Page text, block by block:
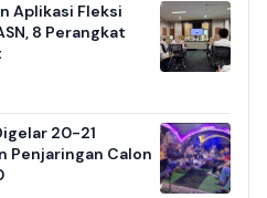
Aplikasi Fleksi
8 Perangkat
20-21
Penjaringan Calon